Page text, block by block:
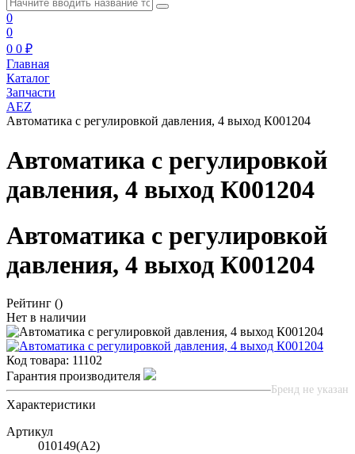
0
0
0 0 ₽
Главная
Каталог
Запчасти
AEZ
Автоматика с регулировкой давления, 4 выход К001204
Автоматика с регулировкой
давления, 4 выход К001204
Автоматика с регулировкой
давления, 4 выход К001204
Рейтинг ()
Нет в наличии
Код товара: 11102
Гарантия производителя
Бренд не указан
Характеристики
Артикул
010149(A2)